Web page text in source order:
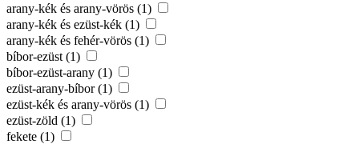
arany-kék és arany-vörös (1)
arany-kék és ezüst-kék (1)
arany-kék és fehér-vörös (1)
bíbor-ezüst (1)
bíbor-ezüst-arany (1)
ezüst-arany-bíbor (1)
ezüst-kék és arany-vörös (1)
ezüst-zöld (1)
fekete (1)